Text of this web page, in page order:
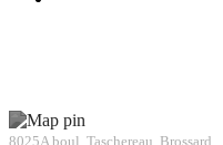
8025A boul. Taschereau, Brossard,